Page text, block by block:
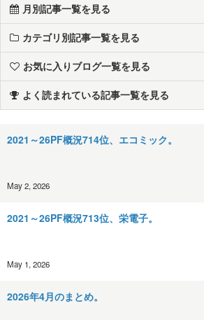
月別記事一覧を見る
カテゴリ別記事一覧を見る
お気に入りブログ一覧を見る
よく読まれている記事一覧を見る
2021～26PF概況714位、エコミック。
May 2, 2026
2021～26PF概況713位、栄電子。
May 1, 2026
2026年4月のまとめ。